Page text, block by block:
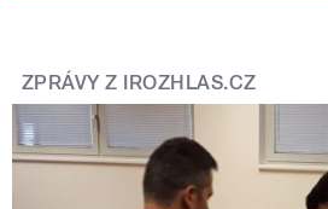
ZPRÁVY Z IROZHLAS.CZ